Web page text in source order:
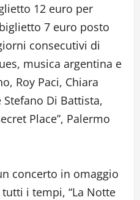
12 euro per
7 euro posto
consecutivi di
musica argentina e
Roy Paci, Chiara
Di Battista,
Place”, Palermo
concerto in omaggio
i tempi, “La Notte